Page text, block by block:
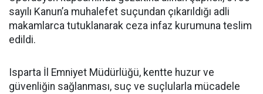
sayılı Kanun’a muhalefet suçundan çıkarıldığı adli
makamlarca tutuklanarak ceza infaz kurumuna teslim
edildi.
Isparta İl Emniyet Müdürlüğü, kentte huzur ve
güvenliğin sağlanması, suç ve suçlularla mücadele